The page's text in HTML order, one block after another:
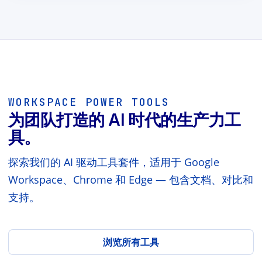
WORKSPACE POWER TOOLS
为团队打造的 AI 时代的生产力工
具。
探索我们的 AI 驱动工具套件，适用于 Google
Workspace、Chrome 和 Edge — 包含文档、对比和
支持。
浏览所有工具